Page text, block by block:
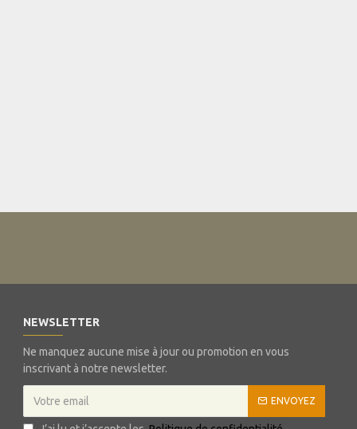
NEWSLETTER
Ne manquez aucune mise à jour ou promotion en vous
inscrivant à notre newsletter.
ENVOYEZ